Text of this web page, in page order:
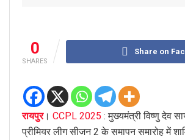
0
SHARES
Share on
रायपुर। CCPL 2025 : मुख्यमंत्री विष्णु देव
प्रीमियर लीग सीजन 2 के समापन समारोह में